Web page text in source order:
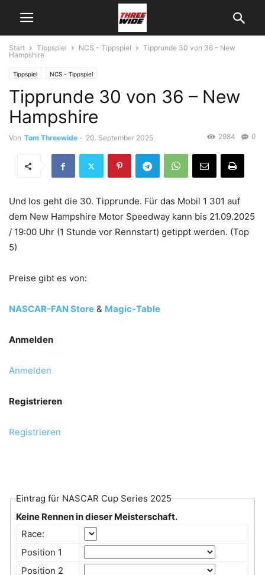
Start Tippspiel NCS - Tippspiel
Tipprunde 30 von 36 – New
Hampshire
Tippspiel NCS - Tippspiel
Tipprunde 30 von 36 – New
Hampshire
Von Tom Threewide - 20. September 2025 0
2984
Und los geht die 30. Tipprunde. Für das Mobil 1 301 auf
dem New Hampshire Motor Speedway kann bis 21.09.2025
/ 19:00 Uhr (1 Stunde vor Rennstart) getippt werden. (Top
5)
Preise gibt es von:
NASCAR-FAN Store & Magic-Table
Anmelden
Anmelden
Registrieren
Registrieren
Eintrag für NASCAR Cup Series 2025
Keine Rennen in dieser Meisterschaft.
Race:
Position 1
Position 2